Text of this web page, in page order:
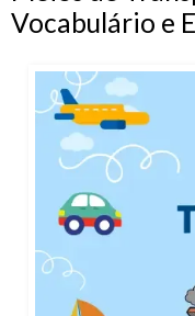
Vocabulário e